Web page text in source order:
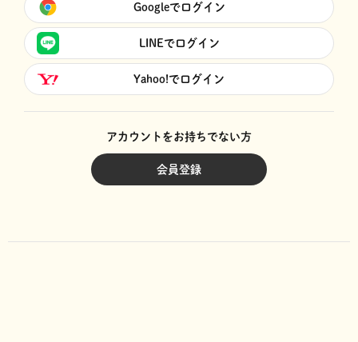
Googleでログイン
LINEでログイン
Yahoo!でログイン
アカウントをお持ちでない方
会員登録